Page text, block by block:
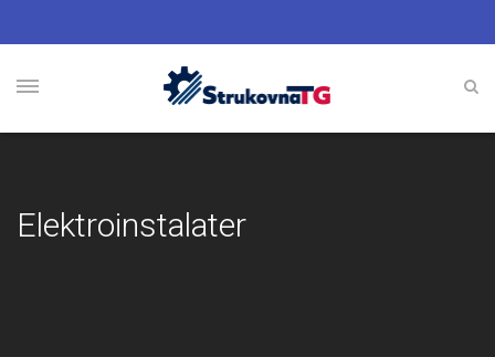
Elektroinstalater